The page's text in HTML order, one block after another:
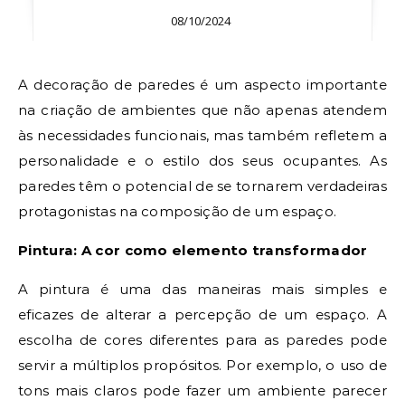
08/10/2024
A decoração de paredes é um aspecto importante
na criação de ambientes que não apenas atendem
às necessidades funcionais, mas também refletem a
personalidade e o estilo dos seus ocupantes. As
paredes têm o potencial de se tornarem verdadeiras
protagonistas na composição de um espaço.
Pintura: A cor como elemento transformador
A pintura é uma das maneiras mais simples e
eficazes de alterar a percepção de um espaço. A
escolha de cores diferentes para as paredes pode
servir a múltiplos propósitos. Por exemplo, o uso de
tons mais claros pode fazer um ambiente parecer